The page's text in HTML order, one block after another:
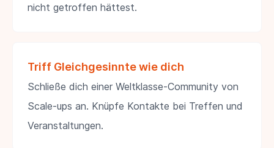
nicht getroffen hättest.
Triff Gleichgesinnte wie dich
Schließe dich einer Weltklasse-Community von
Scale-ups an. Knüpfe Kontakte bei Treffen und
Veranstaltungen.